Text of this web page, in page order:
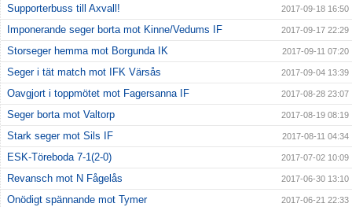
Supporterbuss till Axvall! 2017-09-18 16:50
Imponerande seger borta mot Kinne/Vedums IF 2017-09-17 22:29
Storseger hemma mot Borgunda IK 2017-09-11 07:20
Seger i tät match mot IFK Värsås 2017-09-04 13:39
Oavgjort i toppmötet mot Fagersanna IF 2017-08-28 23:07
Seger borta mot Valtorp 2017-08-19 08:19
Stark seger mot Sils IF 2017-08-11 04:34
ESK-Töreboda 7-1(2-0) 2017-07-02 10:09
Revansch mot N Fågelås 2017-06-30 13:10
Onödigt spännande mot Tymer 2017-06-21 22:33